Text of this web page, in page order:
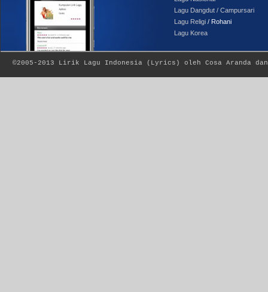
Lagu Dangdut / Campursari
Lagu Religi / Rohani
Lagu Korea
©2005-2013 Lirik Lagu Indonesia ( Lyrics ) oleh Cosa Aranda